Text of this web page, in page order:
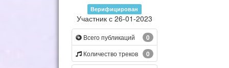
Верифицирован
Участник с 26-01-2023
0
Всего публикаций
0
Количество треков